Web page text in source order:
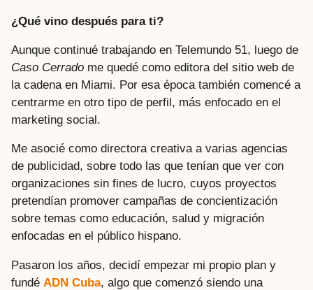
¿Qué vino después para ti?
Aunque continué trabajando en Telemundo 51, luego de
Caso Cerrado me quedé como editora del sitio web de
la cadena en Miami. Por esa época también comencé a
centrarme en otro tipo de perfil, más enfocado en el
marketing social.
Me asocié como directora creativa a varias agencias
de publicidad, sobre todo las que tenían que ver con
organizaciones sin fines de lucro, cuyos proyectos
pretendían promover campañas de concientización
sobre temas como educación, salud y migración
enfocadas en el público hispano.
Pasaron los años, decidí empezar mi propio plan y
fundé ADN Cuba, algo que comenzó siendo una